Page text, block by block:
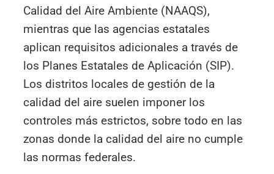
Calidad del Aire Ambiente (NAAQS),
mientras que las agencias estatales
aplican requisitos adicionales a través de
los Planes Estatales de Aplicación (SIP).
Los distritos locales de gestión de la
calidad del aire suelen imponer los
controles más estrictos, sobre todo en las
zonas donde la calidad del aire no cumple
las normas federales.